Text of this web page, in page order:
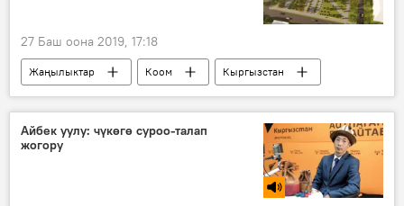
27 Баш оона 2019, 17:18
Жаңылыктар Коом
Кыргызстан
Бишкек мэриясы
парк эскиз
Айбек уулу: чүкөгө суроо-талап
жогору